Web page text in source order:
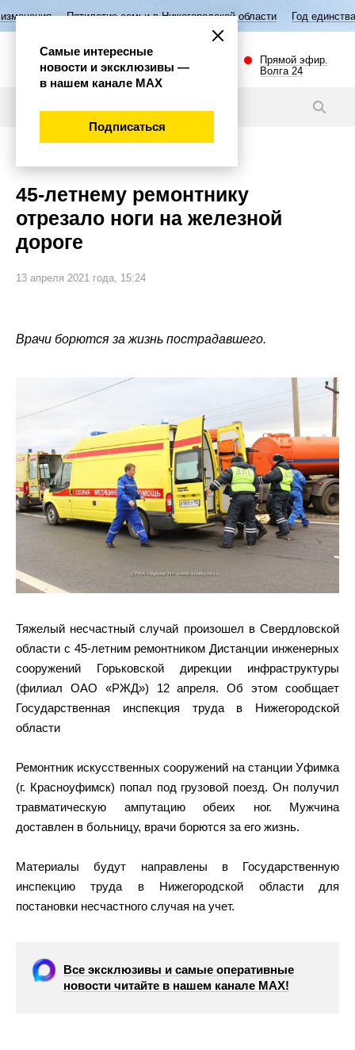
семьи в Нижегородской области Год единства народов России
Прямой эфир.
Волга 24
45-летнему ремонтнику
отрезало ноги на железной
дороге
13 апреля 2021 года, 15:24
Врачи борются за жизнь пострадавшего.
Тяжелый несчастный случай произошел в Свердловской
области с 45-летним ремонтником Дистанции инженерных
сооружений Горьковской дирекции инфраструктуры
(филиал ОАО «РЖД») 12 апреля. Об этом сообщает
Государственная инспекция труда в Нижегородской
области
Ремонтник искусственных сооружений на станции Уфимка
(г. Красноуфимск) попал под грузовой поезд. Он получил
травматическую ампутацию обеих ног. Мужчина
доставлен в больницу, врачи борются за его жизнь.
Материалы будут направлены в Государственную
инспекцию труда в Нижегородской области для
постановки несчастного случая на учет.
Все эксклюзивы и самые оперативные
новости читайте в нашем канале МАХ!
Самые интересные
новости и эксклюзивы —
в нашем канале МАХ
Подписаться